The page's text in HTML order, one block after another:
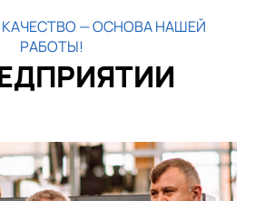
— ОСНОВА НАШЕЙ
РАБОТЫ!